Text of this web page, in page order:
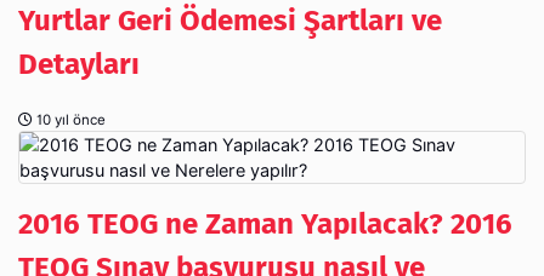
Yurtlar Geri Ödemesi Şartları ve
Detayları
10 yıl önce
2016 TEOG ne Zaman Yapılacak? 2016
TEOG Sınav başvurusu nasıl ve